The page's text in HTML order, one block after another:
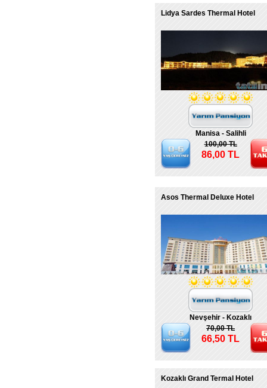
Lidya Sardes Thermal Hotel
Manisa - Salihli
100,00 TL
86,00 TL
Asos Thermal Deluxe Hotel
Nevşehir - Kozaklı
70,00 TL
66,50 TL
Kozaklı Grand Termal Hotel